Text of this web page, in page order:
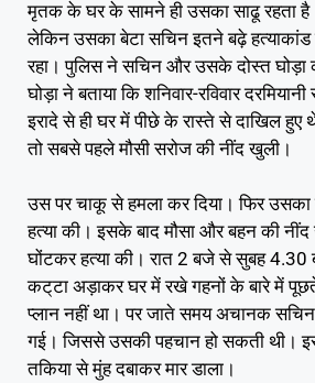
मृतक के घर के सामने ही उसका साढू रहता
लेकिन उसका बेटा सचिन इतने बढ़े
रहा। पुलिस ने सचिन और उसके दोस्त घोड़ा
घोड़ा ने बताया कि शनिवार-रविवार
इरादे से ही घर में पीछे के रास्ते से दाखिल
तो सबसे पहले मौसी सरोज की नींद खुली।
उस पर चाकू से हमला कर दिया। फिर उसका
हत्या की। इसके बाद मौसा और बहन की
घोंटकर हत्या की। रात 2 बजे से सुबह 4.30
कट्‌टा अड़ाकर घर में रखे गहनों के बारे में
प्लान नहीं था। पर जाते समय अचानक
गई। जिससे उसकी पहचान हो सकती थी।
तकिया से मुंह दबाकर मार डाला।